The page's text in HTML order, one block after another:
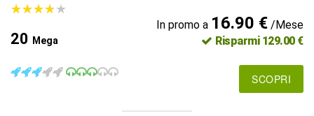
★★★★★
★★★★★
20 Mega
In promo a 16.90 €/Mese
Risparmi 129.00 €
SCOPRI